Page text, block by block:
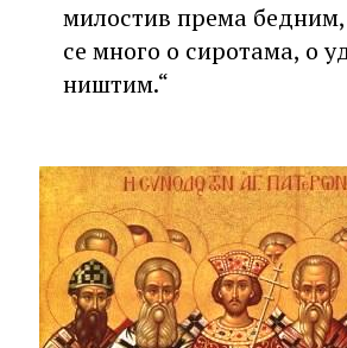
милостив према
се много о сиротама, о
ништим.“